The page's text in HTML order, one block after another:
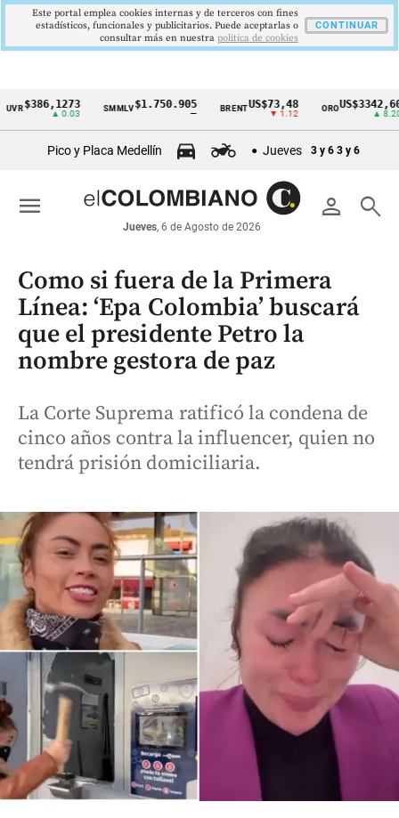
Cintillo
económicos
Colombia
▲ 0.03
SMMLV$1.750.905 BRENT US$73,48
▼ 1.12
ORO US$3342,60
Pico y Placa Medellín Jueves 3 y 6 3 y 6
person search
Jueves, 6 de Agosto de 2026
menu
Como si fuera de la Primera
Línea: ‘Epa Colombia’ buscará
que el presidente Petro la
nombre gestora de paz
La Corte Suprema ratificó la condena de
cinco años contra la influencer, quien no
tendrá prisión domiciliaria.
Este portal emplea cookies internas y de terceros con fines
estadísticos, funcionales y publicitarios. Puede aceptarlas o
consultar más en nuestra politica de cookies
CONTINUAR